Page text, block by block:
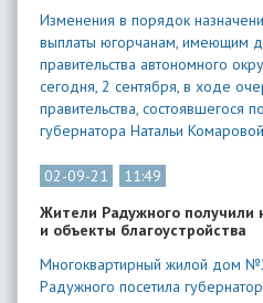
Изменения в порядок
выплаты югорчанам, имеющим
правительства автономного
сегодня, 2 сентября, в ходе
правительства, состоявшегося
губернатора Натальи
02-09-21
11:49
Жители Радужного получили
и объекты благоустройства
Многоквартирный жилой дом
Радужного посетила